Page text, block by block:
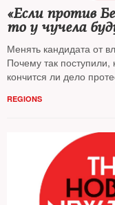
«Если против
то у чучела
Менять кандидата от
Почему так
кончится ли дело
REGIONS